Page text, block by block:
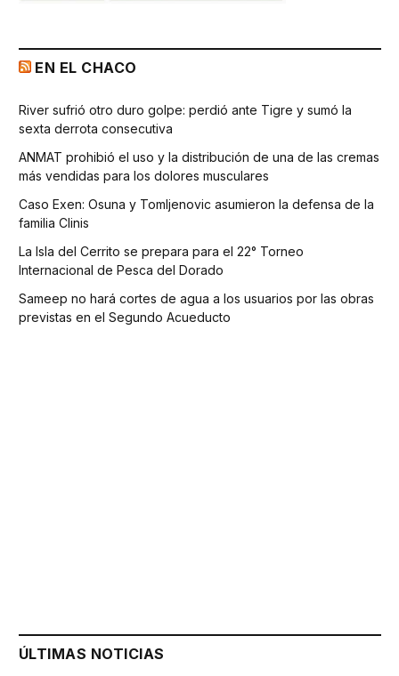
EN EL CHACO
River sufrió otro duro golpe: perdió ante Tigre y sumó la
sexta derrota consecutiva
ANMAT prohibió el uso y la distribución de una de las cremas
más vendidas para los dolores musculares
Caso Exen: Osuna y Tomljenovic asumieron la defensa de la
familia Clinis
La Isla del Cerrito se prepara para el 22° Torneo
Internacional de Pesca del Dorado
Sameep no hará cortes de agua a los usuarios por las obras
previstas en el Segundo Acueducto
ÚLTIMAS NOTICIAS